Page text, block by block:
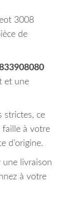
3008
de
et une
strictes, ce
faille à votre
d’origine.
une livraison
à votre